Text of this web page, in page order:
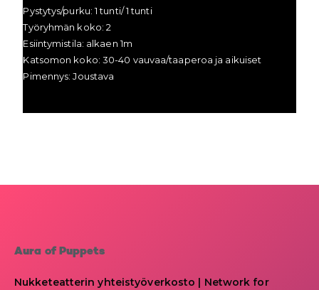
Pystytys/purku: 1 tunti/ 1 tunti
Työryhmän koko: 2
Esiintymistila: alkaen 1m
Katsomon koko: 30-40 vauvaa/taaperoa ja aikuiset
Pimennys: Joustava
Aura of Puppets
Nukketeatterin yhteistyöverkosto | Network for